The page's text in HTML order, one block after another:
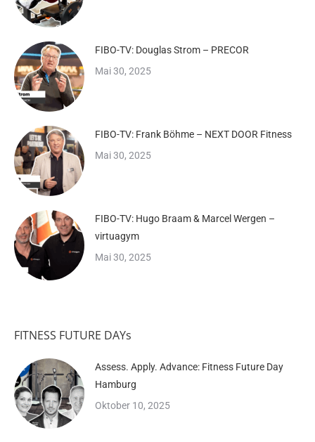
FIBO-TV: Douglas Strom – PRECOR
Mai 30, 2025
FIBO-TV: Frank Böhme – NEXT DOOR Fitness
Mai 30, 2025
FIBO-TV: Hugo Braam & Marcel Wergen –
virtuagym
Mai 30, 2025
FITNESS FUTURE DAYs
Assess. Apply. Advance: Fitness Future Day
Hamburg
Oktober 10, 2025